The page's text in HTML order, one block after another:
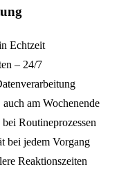
Echtzeit
– 24/7
am Wochenende
Routineprozessen
bei jedem Vorgang
Reaktionszeiten